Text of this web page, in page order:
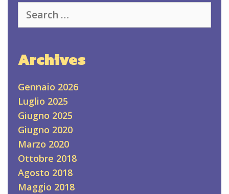
for:
Archives
Gennaio 2026
Luglio 2025
Giugno 2025
Giugno 2020
Marzo 2020
Ottobre 2018
Agosto 2018
Maggio 2018